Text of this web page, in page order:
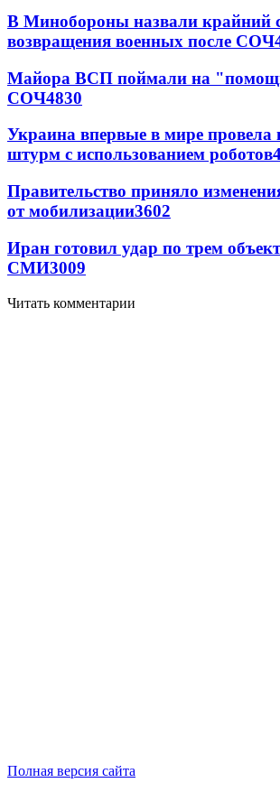
В Минобороны назвали крайний
возвращения военных после СОЧ
Майора ВСП поймали на
СОЧ4830
Украина впервые в мире
штурм с использованием роботов
Правительство приняло
от мобилизации3602
Иран готовил удар по трем
СМИ3009
Читать комментарии
Полная версия сайта